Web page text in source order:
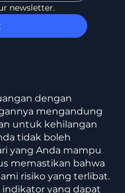
newsletter.
dengan
mengandung
untuk kehilangan
tidak boleh
yang Anda mampu
memastikan bahwa
risiko yang terlibat.
indikator yang dapat